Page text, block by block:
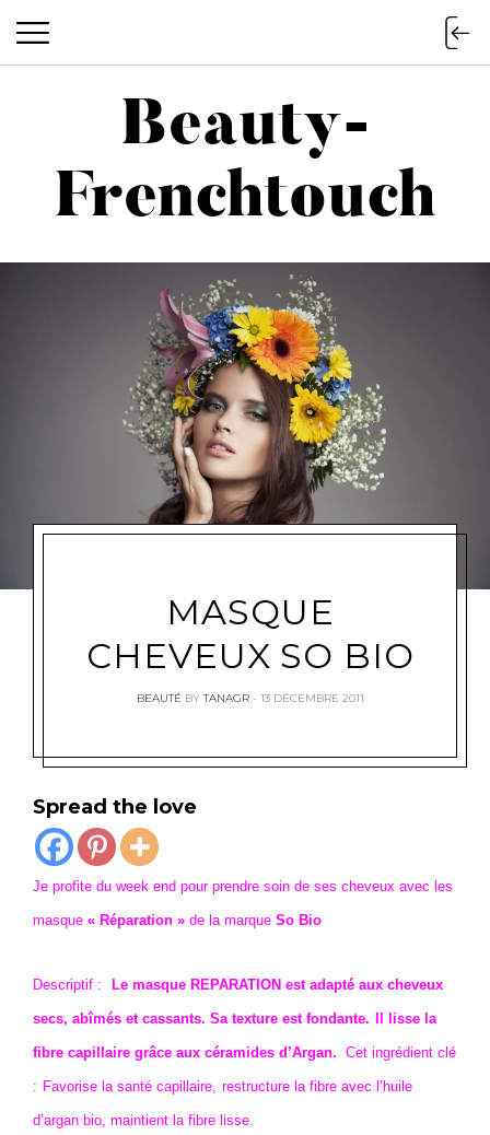
Beauty-Frenchtouch
Beauty-
Frenchtouch
MASQUE
CHEVEUX SO BIO
BEAUTÉ BY TANAGR 13 DÉCEMBRE 2011
Spread the love
Je profite du week end pour prendre soin de ses cheveux avec les
masque « Réparation » de la marque So Bio
Descriptif : Le masque REPARATION est adapté aux cheveux
secs, abîmés et cassants. Sa texture est fondante. Il lisse la
fibre capillaire grâce aux céramides d’Argan. Cet ingrédient clé
: Favorise la santé capillaire, restructure la fibre avec l’huile
d’argan bio, maintient la fibre lisse.